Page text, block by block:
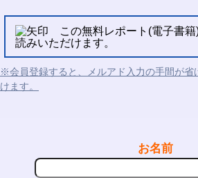
この無料レポート(電子書籍
読みいただけます。
※会員登録すると、メルアド入力の手間が省
けます。
お名前